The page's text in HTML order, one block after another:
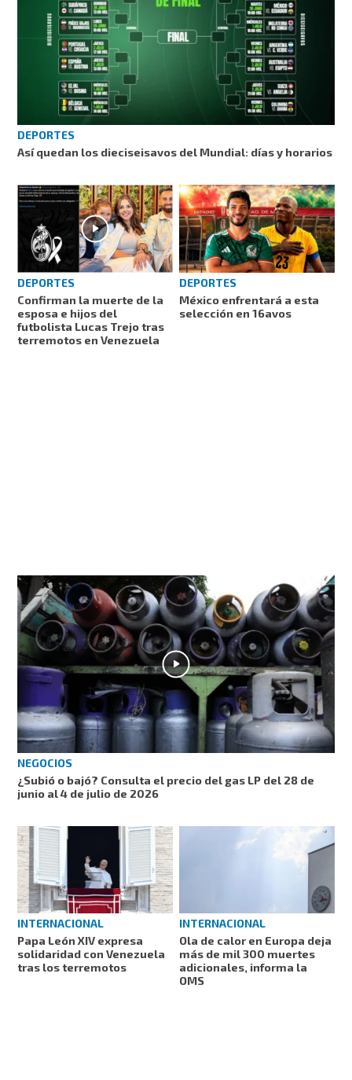
DEPORTES
Así quedan los dieciseisavos del Mundial: días y horarios
DEPORTES
Confirman la muerte de la
esposa e hijos del
futbolista Lucas Trejo tras
terremotos en Venezuela
DEPORTES
México enfrentará a esta
selección en 16avos
NEGOCIOS
¿Subió o bajó? Consulta el precio del gas LP del 28 de
junio al 4 de julio de 2026
INTERNACIONAL
Papa León XIV expresa
solidaridad con Venezuela
tras los terremotos
INTERNACIONAL
Ola de calor en Europa deja
más de mil 300 muertes
adicionales, informa la
OMS